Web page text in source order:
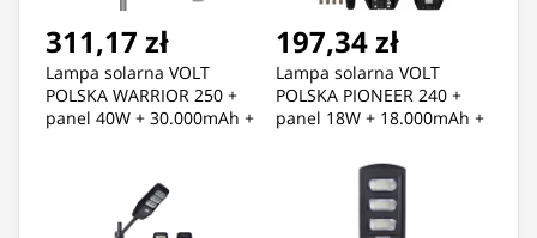
311,17 zł
Lampa solarna VOLT
POLSKA WARRIOR 250 +
panel 40W + 30.000mAh +
197,34 zł
Lampa solarna VOLT
POLSKA PIONEER 240 +
panel 18W + 18.000mAh +